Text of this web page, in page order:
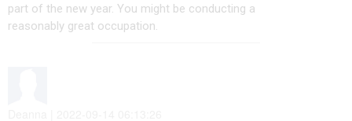
part of the new year. You might be conducting a
reasonably great occupation.